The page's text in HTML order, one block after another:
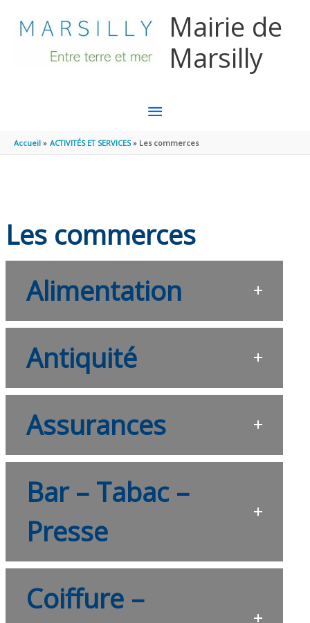
Mairie de
Marsilly
MENU
PRINCIPAL
Accueil ACTIVITÉS ET SERVICES Les commerces
Les commerces
Alimentation
Antiquité
Assurances
Bar – Tabac –
Presse
Coiffure –